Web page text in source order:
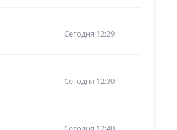
Сегодня 12:29
Сегодня 12:30